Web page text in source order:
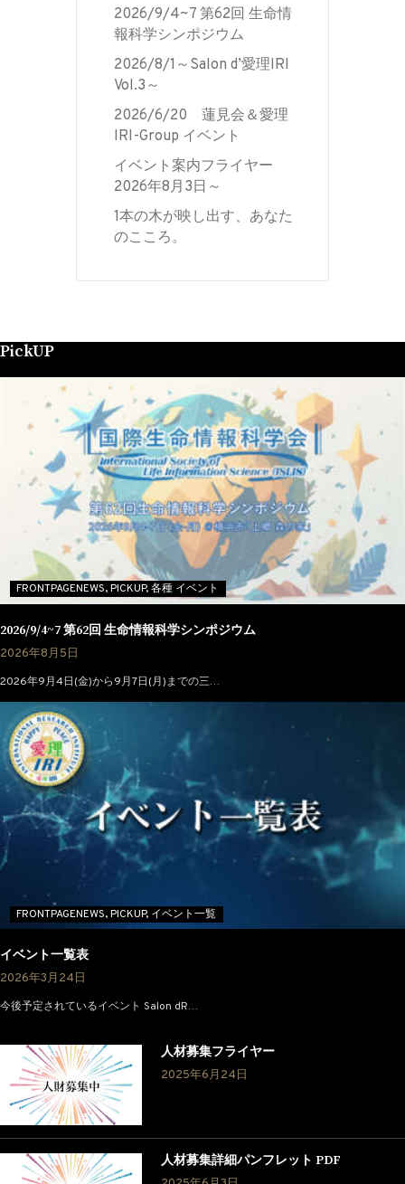
2026/9/4~7 第62回 生命情
報科学シンポジウム
2026/8/1～Salon d’愛理IRI
Vol.3～
2026/6/20 蓮見会＆愛理
IRI-Group イベント
イベント案内フライヤー
2026年8月3日～
1本の木が映し出す、あなた
のこころ。
PickUP
FRONTPAGENEWS,PICKUP,各種 イベント
2026/9/4~7 第62回 生命情報科学シンポジウム
2026年8月5日
2026年9月4日(金)から9月7日(月)までの三…
FRONTPAGENEWS,PICKUP, イベント一覧
イベント一覧表
2026年3月24日
今後予定されているイベント Salon dR…
人材募集フライヤー
2025年6月24日
人材募集詳細パンフレット PDF